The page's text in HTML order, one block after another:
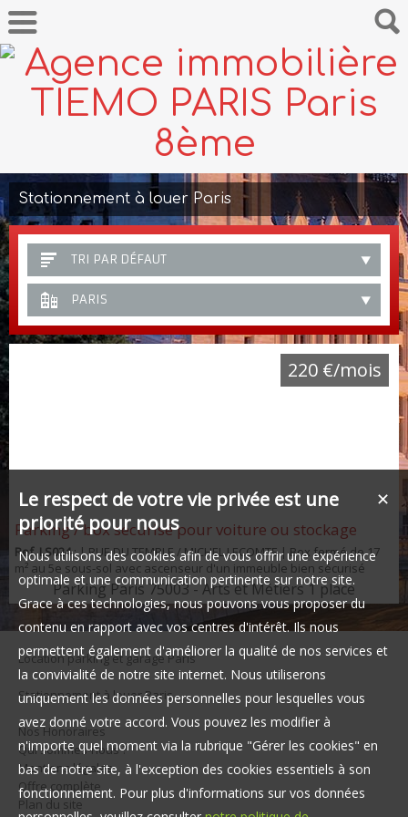
Stationnement à louer Paris
TRI PAR DÉFAUT
PARIS
Parking / box sécurisé pour voiture ou stockage
Ref. LS024: | RUE DU TEMPLE / MICHEL LECOMTE | Box fermé de 17
m² au 5e sous-sol avec ascenseur d'un immeuble bien sécurisé
(digicode). Dimensions : 2,4 m x 7 m permettant de garer un deux-
roues en plus d'une voiture ou d'installer des rangements. Box
idéal pour utilisation en espace de stockage. Prise électrique à
proximité. Entrée voiture par le 17 rue Michel Lecomte et sortie par
le 83 rue du Tem...
Parking Paris 75003 - Arts et Métiers 1 place
220 €/mois
Location parking et garage Paris
Stationnement à louer Paris
Nos Honoraires
Qui sommes-nous ?
Mentions légales
Offre complète
Plan du site
✕
Le respect de votre vie privée est une
priorité pour nous
Nous utilisons des cookies afin de vous offrir une expérience
optimale et une communication pertinente sur notre site.
Grace à ces technologies, nous pouvons vous proposer du
contenu en rapport avec vos centres d'intérêt. Ils nous
permettent également d'améliorer la qualité de nos services et
la convivialité de notre site internet. Nous utiliserons
uniquement les données personnelles pour lesquelles vous
avez donné votre accord. Vous pouvez les modifier à
n'importe quel moment via la rubrique "Gérer les cookies" en
bas de notre site, à l'exception des cookies essentiels à son
fonctionnement. Pour plus d'informations sur vos données